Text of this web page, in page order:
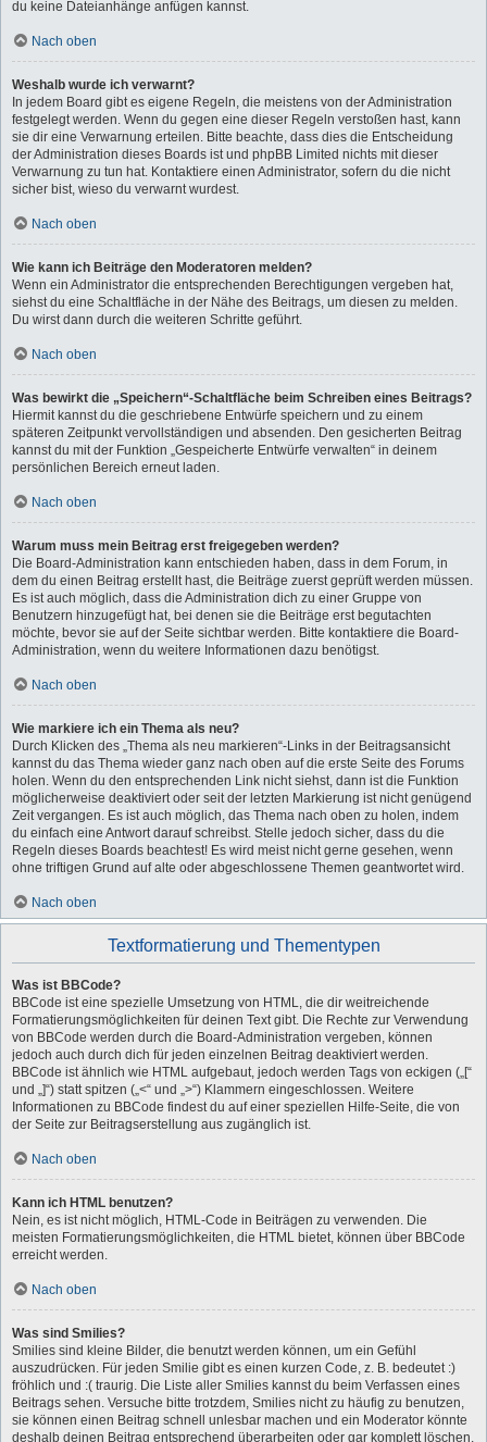
du keine Dateianhänge anfügen kannst.
Nach oben
Weshalb wurde ich verwarnt?
In jedem Board gibt es eigene Regeln, die meistens von der Administration
festgelegt werden. Wenn du gegen eine dieser Regeln verstoßen hast, kann
sie dir eine Verwarnung erteilen. Bitte beachte, dass dies die Entscheidung
der Administration dieses Boards ist und phpBB Limited nichts mit dieser
Verwarnung zu tun hat. Kontaktiere einen Administrator, sofern du die nicht
sicher bist, wieso du verwarnt wurdest.
Nach oben
Wie kann ich Beiträge den Moderatoren melden?
Wenn ein Administrator die entsprechenden Berechtigungen vergeben hat,
siehst du eine Schaltfläche in der Nähe des Beitrags, um diesen zu melden.
Du wirst dann durch die weiteren Schritte geführt.
Nach oben
Was bewirkt die „Speichern“-Schaltfläche beim Schreiben eines Beitrags?
Hiermit kannst du die geschriebene Entwürfe speichern und zu einem
späteren Zeitpunkt vervollständigen und absenden. Den gesicherten Beitrag
kannst du mit der Funktion „Gespeicherte Entwürfe verwalten“ in deinem
persönlichen Bereich erneut laden.
Nach oben
Warum muss mein Beitrag erst freigegeben werden?
Die Board-Administration kann entschieden haben, dass in dem Forum, in
dem du einen Beitrag erstellt hast, die Beiträge zuerst geprüft werden müssen.
Es ist auch möglich, dass die Administration dich zu einer Gruppe von
Benutzern hinzugefügt hat, bei denen sie die Beiträge erst begutachten
möchte, bevor sie auf der Seite sichtbar werden. Bitte kontaktiere die Board-
Administration, wenn du weitere Informationen dazu benötigst.
Nach oben
Wie markiere ich ein Thema als neu?
Durch Klicken des „Thema als neu markieren“-Links in der Beitragsansicht
kannst du das Thema wieder ganz nach oben auf die erste Seite des Forums
holen. Wenn du den entsprechenden Link nicht siehst, dann ist die Funktion
möglicherweise deaktiviert oder seit der letzten Markierung ist nicht genügend
Zeit vergangen. Es ist auch möglich, das Thema nach oben zu holen, indem
du einfach eine Antwort darauf schreibst. Stelle jedoch sicher, dass du die
Regeln dieses Boards beachtest! Es wird meist nicht gerne gesehen, wenn
ohne triftigen Grund auf alte oder abgeschlossene Themen geantwortet wird.
Nach oben
Textformatierung und Thementypen
Was ist BBCode?
BBCode ist eine spezielle Umsetzung von HTML, die dir weitreichende
Formatierungsmöglichkeiten für deinen Text gibt. Die Rechte zur Verwendung
von BBCode werden durch die Board-Administration vergeben, können
jedoch auch durch dich für jeden einzelnen Beitrag deaktiviert werden.
BBCode ist ähnlich wie HTML aufgebaut, jedoch werden Tags von eckigen („[“
und „]“) statt spitzen („<“ und „>“) Klammern eingeschlossen. Weitere
Informationen zu BBCode findest du auf einer speziellen Hilfe-Seite, die von
der Seite zur Beitragserstellung aus zugänglich ist.
Nach oben
Kann ich HTML benutzen?
Nein, es ist nicht möglich, HTML-Code in Beiträgen zu verwenden. Die
meisten Formatierungsmöglichkeiten, die HTML bietet, können über BBCode
erreicht werden.
Nach oben
Was sind Smilies?
Smilies sind kleine Bilder, die benutzt werden können, um ein Gefühl
auszudrücken. Für jeden Smilie gibt es einen kurzen Code, z. B. bedeutet :)
fröhlich und :( traurig. Die Liste aller Smilies kannst du beim Verfassen eines
Beitrags sehen. Versuche bitte trotzdem, Smilies nicht zu häufig zu benutzen,
sie können einen Beitrag schnell unlesbar machen und ein Moderator könnte
deshalb deinen Beitrag entsprechend überarbeiten oder gar komplett löschen.